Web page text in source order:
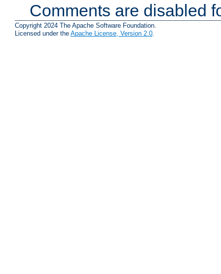
Comments are disabled
Copyright 2024 The Apache Software Foundation.
Licensed under the Apache License, Version 2.0.